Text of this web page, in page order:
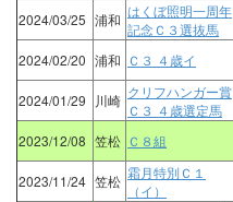
2024/03/25 浦和 はくぼ照明一周年
記念Ｃ３選抜馬
2024/02/20 浦和 Ｃ３ ４歳イ
2024/01/29
川崎 クリフハンガー賞
Ｃ３ ４歳選定馬
2023/12/08 笠松 Ｃ８組
2023/11/24 笠松 霜月特別Ｃ１
（イ）